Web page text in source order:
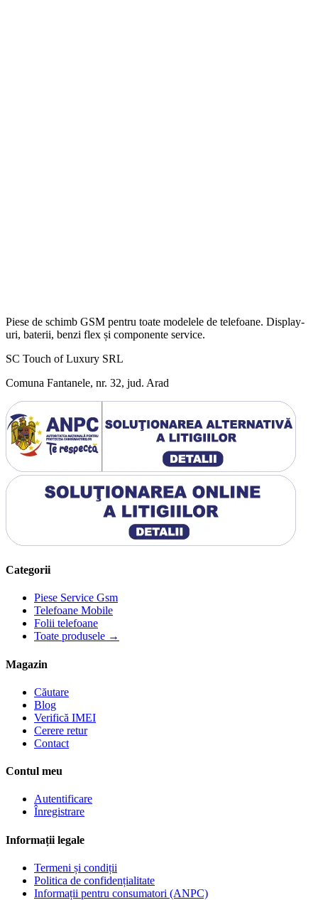
Piese de schimb GSM pentru toate modelele de telefoane. Display-
uri, baterii, benzi flex și componente service.
SC Touch of Luxury SRL
Comuna Fantanele, nr. 32, jud. Arad
Categorii
Piese Service Gsm
Telefoane Mobile
Folii telefoane
Toate produsele →
Magazin
Căutare
Blog
Verifică IMEI
Cerere retur
Contact
Contul meu
Autentificare
Înregistrare
Informații legale
Termeni și condiții
Politica de confidențialitate
Informații pentru consumatori (ANPC)